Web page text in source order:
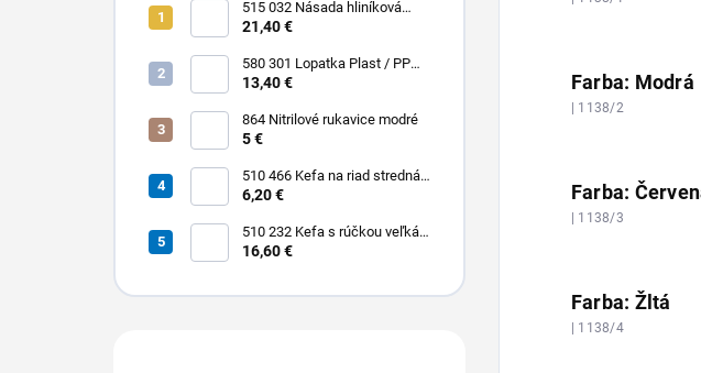
515 032 Násada hliníková
Hliník + Plast / PP 1500 x Ø 25
21,40 €
580 301 Lopatka Plast / PP
310 x 185 / 310 mm
13,40 €
864 Nitrilové rukavice modré
5 €
510 466 Kefa na riad stredná
PBT 0,30 x 25 mm hladká 225
6,20 €
510 232 Kefa s rúčkou veľká
dlhá stredná PBT 0,30 x 45
16,60 €
Farba: Modrá
| 1138/2
Farba:
| 1138/3
Farba: Žltá
| 1138/4